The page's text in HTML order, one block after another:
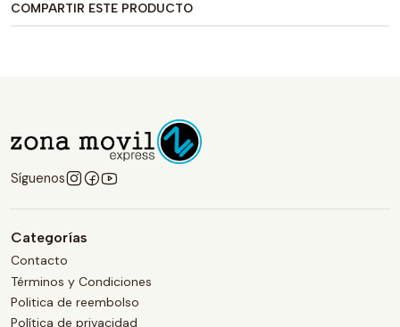
COMPARTIR ESTE PRODUCTO
Síguenos
Categorías
Contacto
Términos y Condiciones
Politica de reembolso
Política de privacidad